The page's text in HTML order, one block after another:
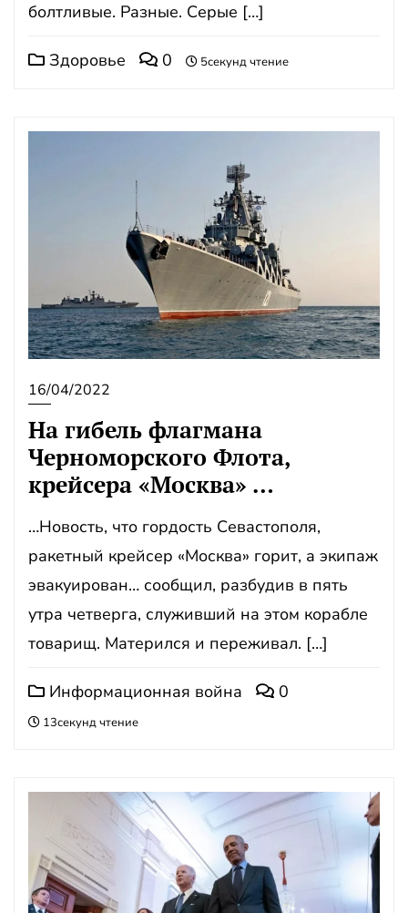
болтливые. Разные. Серые […]
Здоровье 0 5секунд чтение
16/04/2022
На гибель флагмана
Черноморского Флота,
крейсера «Москва» …
…Новость, что гордость Севастополя,
ракетный крейсер «Москва» горит, а экипаж
эвакуирован… сообщил, разбудив в пять
утра четверга, служивший на этом корабле
товарищ. Матерился и переживал. […]
Информационная война 0
13секунд чтение